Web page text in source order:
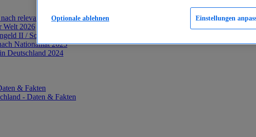
relevanten Altersgruppen 2024
Welt 2026
II / Sozialgeld / Bürgergeld in Deutschland 2005-2025
Nationalität 2025
Deutschland 2024
& Fakten
- Daten & Fakten
Einstellungen
Optionale ablehnen